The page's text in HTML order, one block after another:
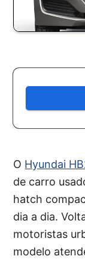
O Hyundai
de carro
hatch
dia a dia.
motoristas
modelo